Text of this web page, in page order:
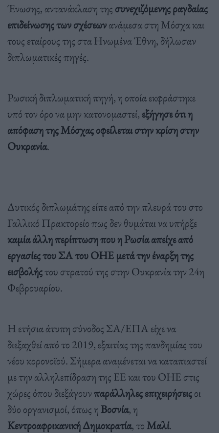
Ένωσης, αντανάκλαση της συνεχιζόμενης ραγδαίας
επιδείνωσης των σχέσεωνανάμεσα στη Μόσχα και
τους εταίρους της στα Ηνωμένα Έθνη, δήλωσαν
διπλωματικές πηγές.
Ρωσική διπλωματική πηγή, η οποία εκφράστηκε
υπό τον όρο να μην κατονομαστεί, εξήγησε ότι η
απόφαση της Μόσχας οφείλεται στην κρίση στην
Ουκρανία.
Δυτικός διπλωμάτης είπε από την πλευρά του στο
Γαλλικό Πρακτορείο πως δεν θυμάται να υπήρξε
καμία άλλη περίπτωση που η Ρωσία απείχε από
εργασίες του ΣΑ του ΟΗΕ μετά την έναρξη της
εισβολήςτου στρατού της στην Ουκρανία την 24η
Φεβρουαρίου.
Η ετήσια άτυπη σύνοδος ΣΑ/ΕΠΑ είχε να
διεξαχθεί από το 2019, εξαιτίας της πανδημίας του
νέου κορονοϊού. Σήμερα αναμένεται να καταπιαστεί
με την αλληλεπίδραση της ΕΕ και του ΟΗΕ στις
χώρες όπου διεξάγουνπαράλληλες επιχειρήσειςοι
δύο οργανισμοί, όπως ηΒοσνία, η
Κεντροαφρικανική Δημοκρατία, τοΜαλί.